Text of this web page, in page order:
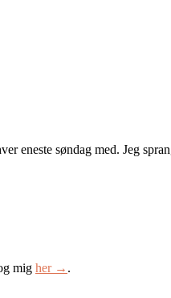
eneste søndag med. Jeg
mig her → .